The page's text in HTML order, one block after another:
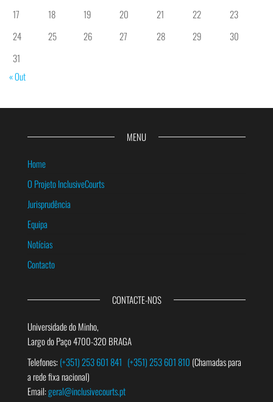
17
18 19 20 21 22
23
24
25 26 27 28 29
30
31
« Out
MENU
Home
O Projeto InclusiveCourts
Jurisprudência
Equipa
Notícias
Contacto
CONTACTE-NOS
Universidade do Minho,
Largo do Paço 4700-320 BRAGA
Telefones:(+351) 253 601 841 (+351) 253 601 810 (Chamadas para
a rede fixa nacional)
Email:geral@inclusivecourts.pt